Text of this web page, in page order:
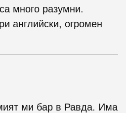
много разумни.
английски, огромен
ми бар в Равда. Има